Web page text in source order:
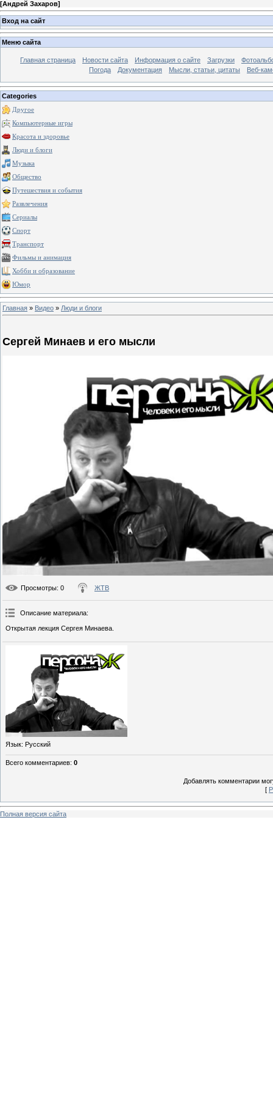
[Андрей Захаров]
Вход на сайт
Меню сайта
Главная страница Новости сайта Информация о сайте Загрузки
Погода
Документация Мысли, статьи, цитаты Веб-
Categories
Другое
Компьютерные игры
Красота и здоровье
Люди и блоги
Музыка
Общество
Путешествия и события
Развлечения
Сериалы
Спорт
Транспорт
Фильмы и анимация
Хобби и образование
Юмор
Главная » Видео » Люди и блоги
Сергей Минаев и его мысли
Просмотры: 0 ЖТВ
Описание материала:
Открытая лекция Сергея Минаева.
Язык: Русский
Всего комментариев: 0
Добавлять комментарии
[
Полная версия сайта